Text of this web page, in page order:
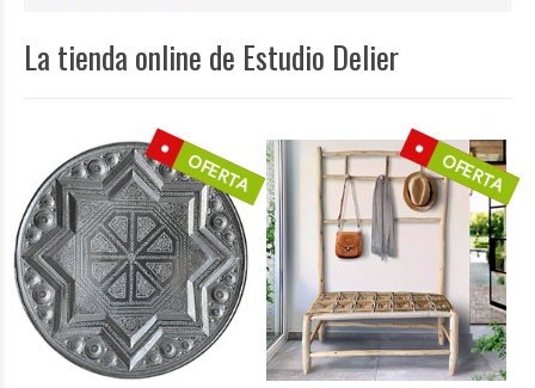
La tienda online de Estudio Delier
OFERTA OFERTA